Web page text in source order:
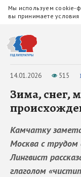
Мы используем cookie-
вы принимаете условия
14.01.2026 515
Зима, снег,
Камчатку
Москва с трудом
Лингвист
глаголом